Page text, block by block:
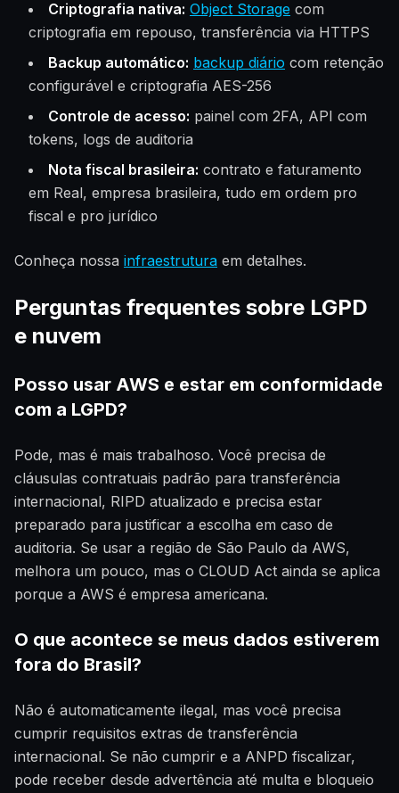
Criptografia nativa: Object Storage com
criptografia em repouso, transferência via HTTPS
Backup automático: backup diário com retenção
configurável e criptografia AES-256
Controle de acesso: painel com 2FA, API com
tokens, logs de auditoria
Nota fiscal brasileira: contrato e faturamento
em Real, empresa brasileira, tudo em ordem pro
fiscal e pro jurídico
Conheça nossa infraestrutura em detalhes.
Perguntas frequentes sobre LGPD
e nuvem
Posso usar AWS e estar em conformidade
com a LGPD?
Pode, mas é mais trabalhoso. Você precisa de
cláusulas contratuais padrão para transferência
internacional, RIPD atualizado e precisa estar
preparado para justificar a escolha em caso de
auditoria. Se usar a região de São Paulo da AWS,
melhora um pouco, mas o CLOUD Act ainda se aplica
porque a AWS é empresa americana.
O que acontece se meus dados estiverem
fora do Brasil?
Não é automaticamente ilegal, mas você precisa
cumprir requisitos extras de transferência
internacional. Se não cumprir e a ANPD fiscalizar,
pode receber desde advertência até multa e bloqueio